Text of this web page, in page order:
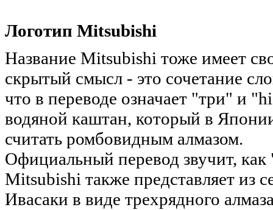
Логотип Mitsubishi
Название Mitsubishi тоже имеет
скрытый смысл - это сочетание
что в переводе означает "три" и
водяной каштан, который в
считать ромбовидным алмазом.
Официальный перевод звучит,
Mitsubishi также представляет из
Ивасаки в виде трехрядного